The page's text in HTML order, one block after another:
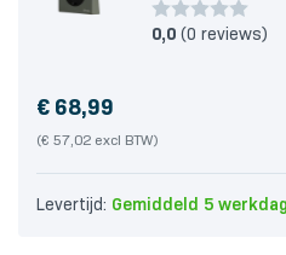
0,0 (0 reviews)
€ 68,99
(€ 57,02 excl BTW)
Levertijd: Gemiddeld 5